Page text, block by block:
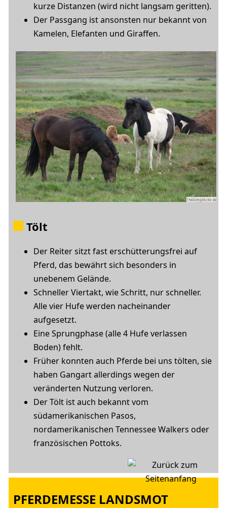
kurze Distanzen (wird nicht langsam geritten).
Der Passgang ist ansonsten nur bekannt von
Kamelen, Elefanten und Giraffen.
Tölt
Der Reiter sitzt fast erschütterungsfrei auf
Pferd, das bewährt sich besonders in
unebenem Gelände.
Schneller Viertakt, wie Schritt, nur schneller.
Alle vier Hufe werden nacheinander
aufgesetzt.
Eine Sprungphase (alle 4 Hufe verlassen
Boden) fehlt.
Früher konnten auch Pferde bei uns tölten, sie
haben Gangart allerdings wegen der
veränderten Nutzung verloren.
Der Tölt ist auch bekannt vom
südamerikanischen Pasos,
nordamerikanischen Tennessee Walkers oder
französischen Pottoks.
PFERDEMESSE LANDSMOT